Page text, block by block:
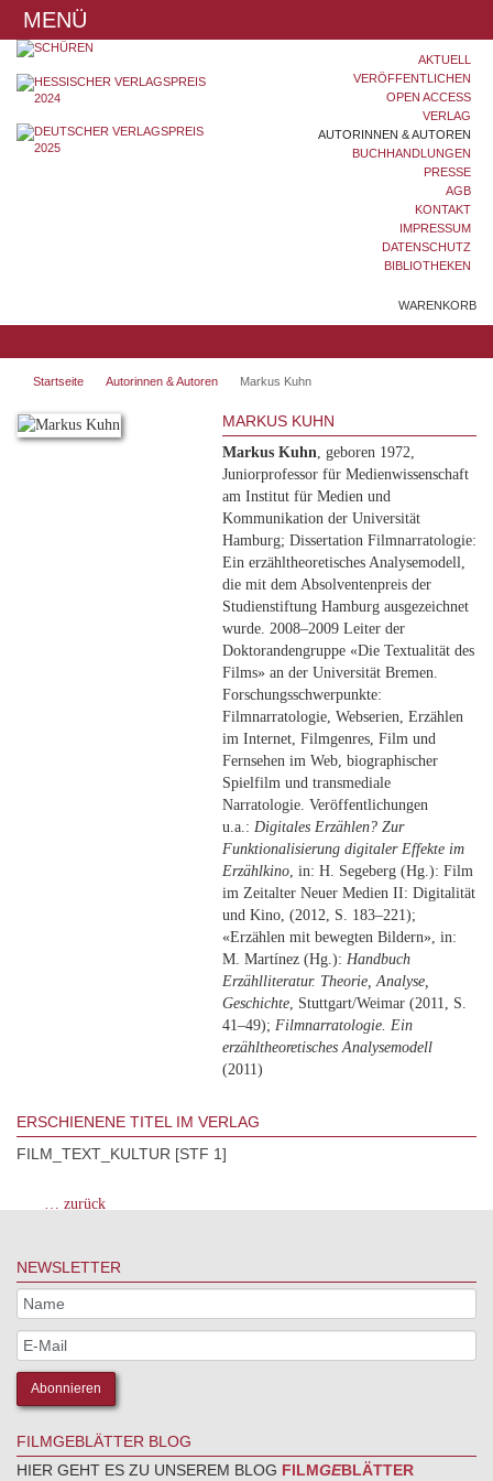
MENÜ
AKTUELL
VERÖFFENTLICHEN
OPEN ACCESS
VERLAG
AUTORINNEN & AUTOREN
BUCHHANDLUNGEN
PRESSE
AGB
KONTAKT
IMPRESSUM
DATENSCHUTZ
BIBLIOTHEKEN
WARENKORB
Startseite Autorinnen & Autoren Markus Kuhn
MARKUS KUHN
Markus Kuhn, geboren 1972,
Juniorprofessor für Medienwissenschaft
am Institut für Medien und
Kommunikation der Universität
Hamburg; Dissertation Filmnarratologie:
Ein erzähltheoretisches Analysemodell,
die mit dem Absolventenpreis der
Studienstiftung Hamburg ausgezeichnet
wurde. 2008–2009 Leiter der
Doktorandengruppe «Die Textualität des
Films» an der Universität Bremen.
Forschungsschwerpunkte:
Filmnarratologie, Webserien, Erzählen
im Internet, Filmgenres, Film und
Fernsehen im Web, biographischer
Spielfilm und transmediale
Narratologie. Veröffentlichungen
u.a.: Digitales Erzählen? Zur
Funktionalisierung digitaler Effekte im
Erzählkino, in: H. Segeberg (Hg.): Film
im Zeitalter Neuer Medien II: Digitalität
und Kino, (2012, S. 183–221);
«Erzählen mit bewegten Bildern», in:
M. Martínez (Hg.): Handbuch
Erzählliteratur. Theorie, Analyse,
Geschichte, Stuttgart/Weimar (2011, S.
41–49); Filmnarratologie. Ein
erzähltheoretisches Analysemodell
(2011)
ERSCHIENENE TITEL IM VERLAG
FILM_TEXT_KULTUR [STF 1]
… zurück
NEWSLETTER
FILMGEBLÄTTER BLOG
HIER GEHT ES ZU UNSEREM BLOG FILMGEBLÄTTER